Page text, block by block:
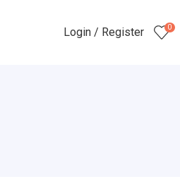
Login / Register 0